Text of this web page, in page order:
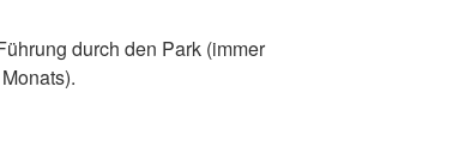
durch den Park (immer